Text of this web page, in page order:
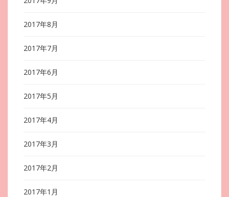
2017年8月
2017年7月
2017年6月
2017年5月
2017年4月
2017年3月
2017年2月
2017年1月